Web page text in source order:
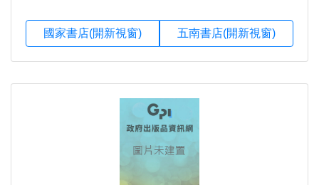
國家書店(開新視窗) 五南書店(開新視窗)